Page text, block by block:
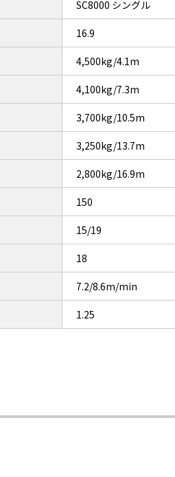
SC8000 シングル
16.9
4,500kg/4.1m
4,100kg/7.3m
3,700kg/10.5m
3,250kg/13.7m
2,800kg/16.9m
150
15/19
18
7.2/8.6m/min
1.25